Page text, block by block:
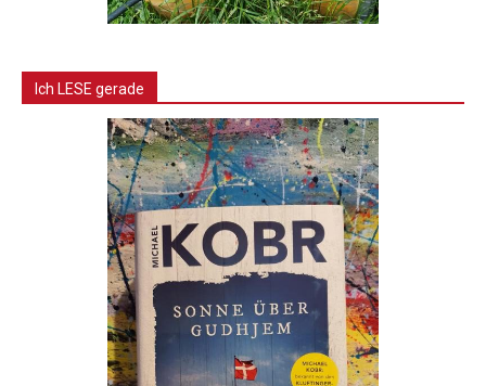
Ich LESE gerade